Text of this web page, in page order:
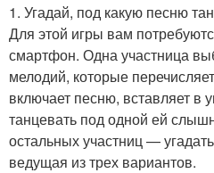
1. Угадай, под какую песню
Для этой игры вам
смартфон. Одна участница
мелодий, которые
включает песню, вставляет в
танцевать под одной ей
остальных участниц —
ведущая из трех вариантов.